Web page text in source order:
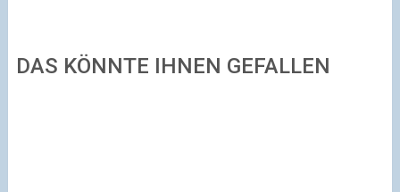
DAS KÖNNTE IHNEN GEFALLEN